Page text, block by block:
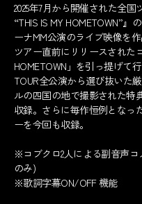
2025年7月から開催された全国
“THIS IS MY HOMETOWN”』
ーナMM公演のライブ映像を作
ツアー直前にリリースされた
HOMETOWN」を引っ提げて
TOUR全公演から選び抜いた
ルの四国の地で撮影された特
収録。さらに毎作恒例となっ
ーを今回も収録。
※コブクロ2人による副音声
のみ)
※歌詞字幕ON/OFF 機能